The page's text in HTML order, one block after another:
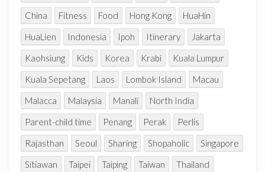
China
Fitness Food Hong Kong
HuaHin
HuaLien
Indonesia Ipoh Itinerary
Jakarta
Kaohsiung
Kids Korea Krabi
Kuala Lumpur
Kuala Sepetang
Laos Lombok Island
Macau
Malacca
Malaysia Manali
North India
Parent-child time
Penang Perak
Perlis
Rajasthan
Seoul Sharing Shopaholic
Singapore
Sitiawan
Taipei Taiping Taiwan
Thailand